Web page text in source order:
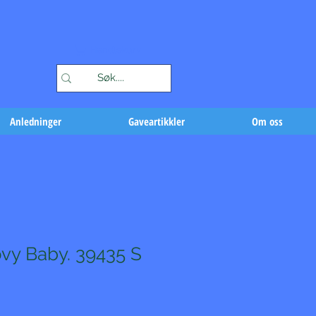
Anledninger Gaveartikkler Om oss
Baby. 39435 S